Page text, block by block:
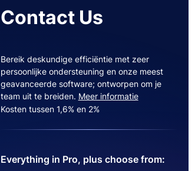
Contact Us
Bereik deskundige efficiëntie met zeer
persoonlijke ondersteuning en onze meest
geavanceerde software; ontworpen om je
team uit te breiden. Meer informatie
Kosten tussen 1,6% en 2%
Everything in Pro, plus choose from: